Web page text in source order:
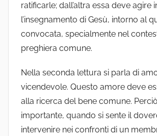
ratificarle; dall’altra essa deve agire
l’insegnamento di Gesù, intorno al
convocata, specialmente nel
preghiera comune.
Nella seconda lettura si parla di
vicendevole. Questo amore deve
alla ricerca del bene comune.
importante, quando si sente il
intervenire nei confronti di un